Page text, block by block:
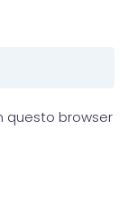
questo browser